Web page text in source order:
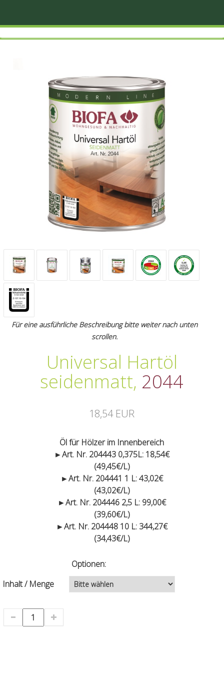
Für eine ausführliche Beschreibung bitte weiter nach unten
scrollen.
Universal Hartöl
seidenmatt, 2044
18,54 EUR
Öl für Hölzer im Innenbereich
►Art. Nr. 204443 0,375L: 18,54€
(49,45€/L)
►Art. Nr. 204441 1 L: 43,02€
(43,02€/L)
►Art. Nr. 204446 2,5 L: 99,00€
(39,60€/L)
►Art. Nr. 204448 10 L: 344,27€
(34,43€/L)
Optionen:
Inhalt / Menge